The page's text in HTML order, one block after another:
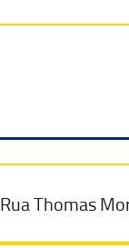
Rua Thomas